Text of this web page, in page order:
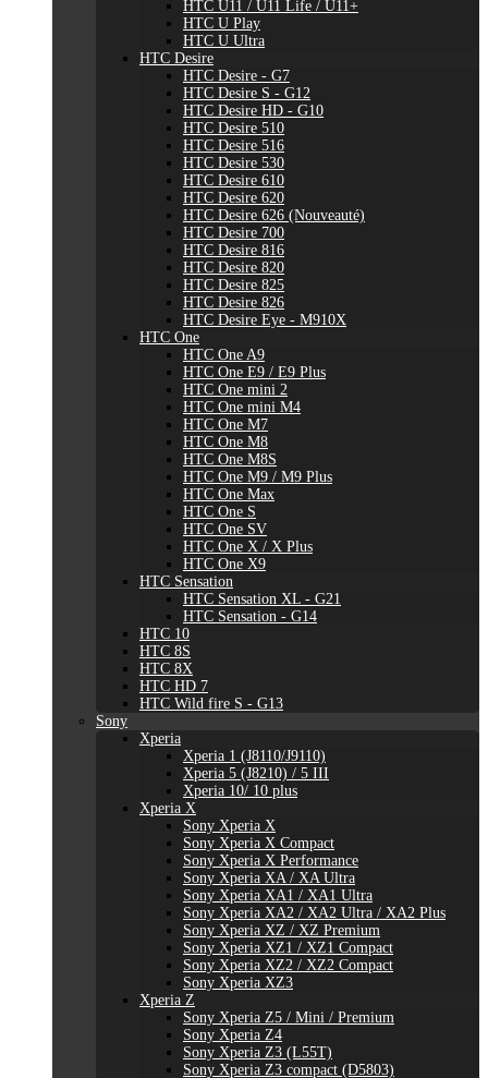
HTC U11 / U11 Life / U11+
HTC U Play
HTC U Ultra
HTC Desire
HTC Desire - G7
HTC Desire S - G12
HTC Desire HD - G10
HTC Desire 510
HTC Desire 516
HTC Desire 530
HTC Desire 610
HTC Desire 620
HTC Desire 626 (Nouveauté)
HTC Desire 700
HTC Desire 816
HTC Desire 820
HTC Desire 825
HTC Desire 826
HTC Desire Eye - M910X
HTC One
HTC One A9
HTC One E9 / E9 Plus
HTC One mini 2
HTC One mini M4
HTC One M7
HTC One M8
HTC One M8S
HTC One M9 / M9 Plus
HTC One Max
HTC One S
HTC One SV
HTC One X / X Plus
HTC One X9
HTC Sensation
HTC Sensation XL - G21
HTC Sensation - G14
HTC 10
HTC 8S
HTC 8X
HTC HD 7
HTC Wild fire S - G13
Sony
Xperia
Xperia 1 (J8110/J9110)
Xperia 5 (J8210) / 5 III
Xperia 10/ 10 plus
Xperia X
Sony Xperia X
Sony Xperia X Compact
Sony Xperia X Performance
Sony Xperia XA / XA Ultra
Sony Xperia XA1 / XA1 Ultra
Sony Xperia XA2 / XA2 Ultra / XA2 Plus
Sony Xperia XZ / XZ Premium
Sony Xperia XZ1 / XZ1 Compact
Sony Xperia XZ2 / XZ2 Compact
Sony Xperia XZ3
Xperia Z
Sony Xperia Z5 / Mini / Premium
Sony Xperia Z4
Sony Xperia Z3 (L55T)
Sony Xperia Z3 compact (D5803)